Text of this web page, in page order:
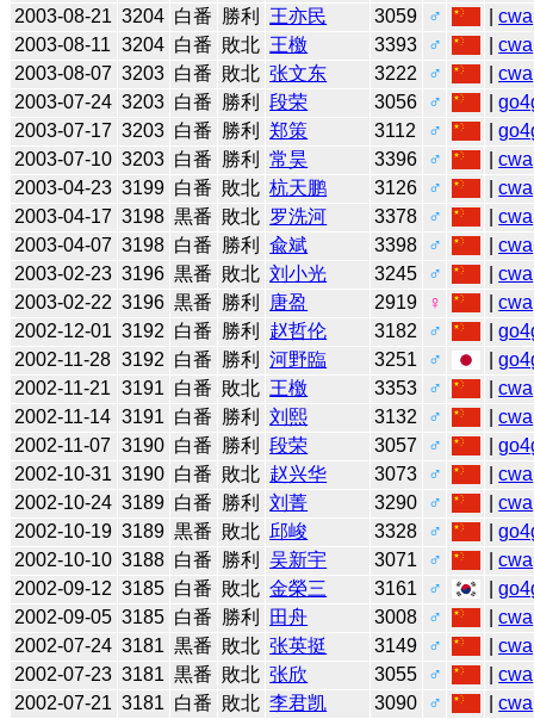
2003-08-21 3204 白番 勝利 王亦民 3059 ♂ |cwa
2003-08-11 3204 白番 敗北 王檄 3393 ♂ |cwa
2003-08-07 3203 白番 敗北 张文东 3222 ♂ |cwa
2003-07-24 3203 白番 勝利 段荣 3056 ♂ |
2003-07-17 3203 白番 勝利 郑策 3112 ♂ |
2003-07-10 3203 白番 勝利 常昊 3396 ♂ |cwa
2003-04-23 3199 白番 敗北 杭天鹏 3126 ♂ |cwa
2003-04-17 3198 黒番 敗北 罗洗河 3378 ♂ |cwa
2003-04-07 3198 白番 勝利 兪斌 3398 ♂ |cwa
2003-02-23 3196 黒番 敗北 刘小光 3245 ♂ |cwa
2003-02-22 3196 黒番 勝利 唐盈 2919 ♀ |cwa
2002-12-01 3192 白番 勝利 赵哲伦 3182 ♂ |
2002-11-28 3192 白番 勝利 河野臨 3251 ♂ |
2002-11-21 3191 白番 敗北 王檄 3353 ♂ |cwa
2002-11-14 3191 白番 勝利 刘熙 3132 ♂ |cwa
2002-11-07 3190 白番 勝利 段荣 3057 ♂ |
2002-10-31 3190 白番 敗北 赵兴华 3073 ♂ |cwa
2002-10-24 3189 白番 勝利 刘菁 3290 ♂ |cwa
2002-10-19 3189 黒番 敗北 邱峻 3328 ♂ |
2002-10-10 3188 白番 勝利 吴新宇 3071 ♂ |cwa
2002-09-12 3185 白番 敗北 金榮三 3161 ♂ |
2002-09-05 3185 白番 勝利 田舟 3008 ♂ |cwa
2002-07-24 3181 黒番 敗北 张英挺 3149 ♂ |cwa
2002-07-23 3181 黒番 敗北 张欣 3055 ♂ |cwa
2002-07-21 3181 白番 敗北 李君凯 3090 ♂ |cwa